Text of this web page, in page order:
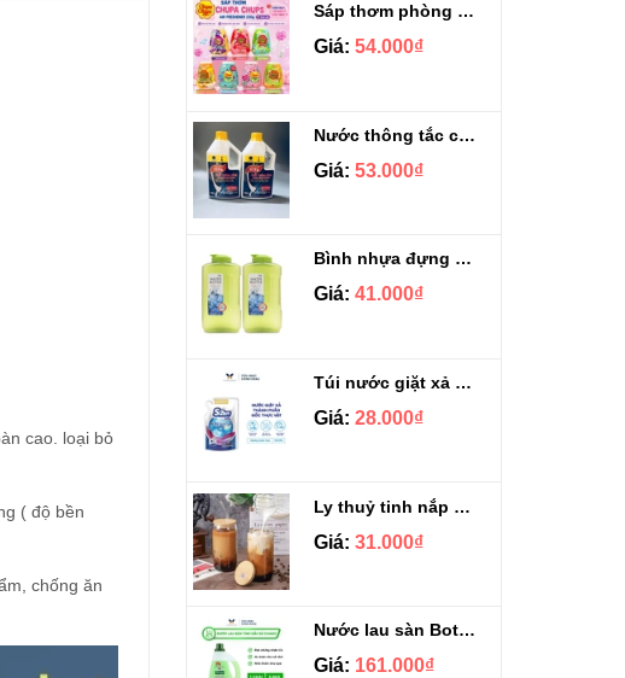
cao. loại bỏ
( độ bền
chống ăn
Sáp thơm phòng Chupa Chups Thái Lan 230g
Giá: 54.000₫
Nước thông tắc cầu cống siêu mạnh Sifa 1.4kg
Giá: 53.000₫
Bình nhựa đựng nước Aqua Lock&Lock 2.1L
Giá: 41.000₫
Túi nước giặt xả Sizen hương nước hoa 500 ml
Giá: 28.000₫
Ly thuỷ tinh nắp gỗ kèm ống hút chịu nhiệt 500ml
Giá: 31.000₫
Nước lau sàn Botany tinh dầu sả chanh chai 3.9kg
Giá: 161.000₫